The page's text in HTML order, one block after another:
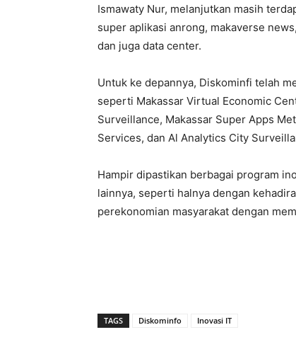
Ismawaty Nur, melanjutkan masih
super aplikasi anrong, makaverse
dan juga data center.
Untuk ke depannya, Diskominfi telah
seperti Makassar Virtual Economic
Surveillance, Makassar Super Apps
Services, dan Al Analytics City
Hampir dipastikan berbagai program
lainnya, seperti halnya dengan
perekonomian masyarakat dengan
TAGS Diskominfo Inovasi IT